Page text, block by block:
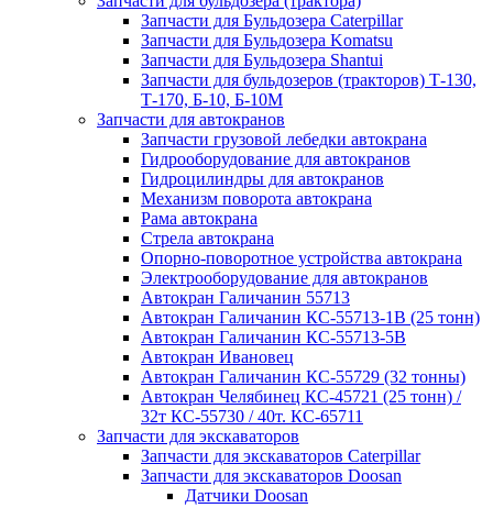
Запчасти для Бульдозера Caterpillar
Запчасти для Бульдозера Komatsu
Запчасти для Бульдозера Shantui
Запчасти для бульдозеров (тракторов) Т-130,
Т-170, Б-10, Б-10М
Запчасти для автокранов
Запчасти грузовой лебедки автокрана
Гидрооборудование для автокранов
Гидроцилиндры для автокранов
Механизм поворота автокрана
Рама автокрана
Стрела автокрана
Опорно-поворотное устройства автокрана
Электрооборудование для автокранов
Автокран Галичанин 55713
Автокран Галичанин КС-55713-1В (25 тонн)
Автокран Галичанин КС-55713-5В
Автокран Ивановец
Автокран Галичанин КС-55729 (32 тонны)
Автокран Челябинец КС-45721 (25 тонн) /
32т КС-55730 / 40т. КС-65711
Запчасти для экскаваторов
Запчасти для экскаваторов Caterpillar
Запчасти для экскаваторов Doosan
Датчики Doosan